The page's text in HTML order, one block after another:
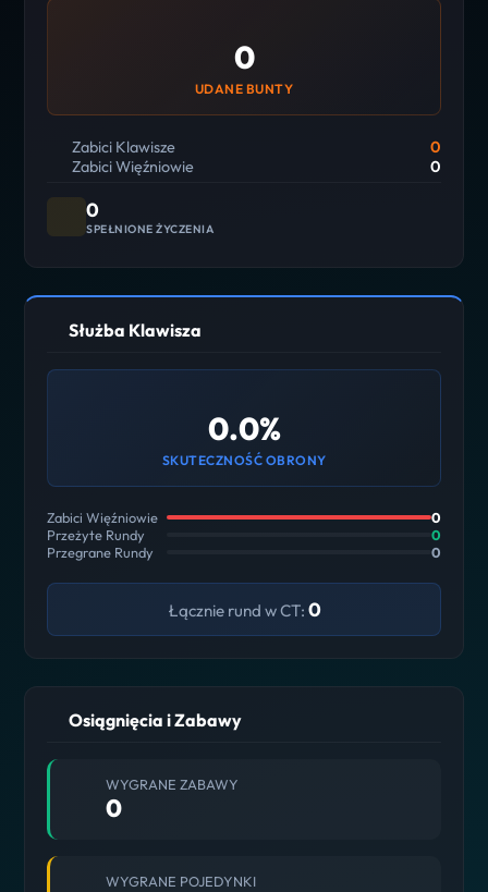
0
UDANE BUNTY
Zabici Klawisze
0
Zabici Więźniowie
0
0
SPEŁNIONE ŻYCZENIA
Służba Klawisza
0.0%
SKUTECZNOŚĆ OBRONY
Zabici Więźniowie
0
Przeżyte Rundy
0
Przegrane Rundy
0
Łącznie rund w CT: 0
Osiągnięcia i Zabawy
WYGRANE ZABAWY
0
WYGRANE POJEDYNKI